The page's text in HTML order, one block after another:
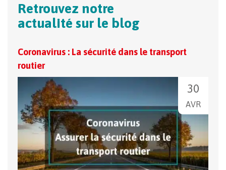
Retrouvez notre
actualité sur le blog
Coronavirus : La sécurité dans le transport
routier
30
AVR